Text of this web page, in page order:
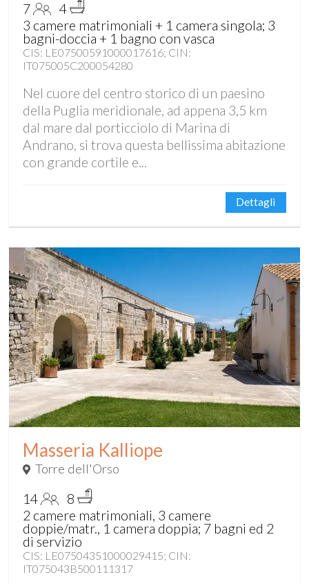
7
4
3 camere matrimoniali + 1 camera singola; 3
bagni-doccia + 1 bagno con vasca
CIS: LE07500591000017616; CIN:
IT075005C200054280
Nel cuore del centro storico di un paesino
della Puglia meridionale, ad appena 3,5 km
dal mare dal porticciolo di Marina di
Andrano, si trova questa bellissima abitazione
con grande cortile e...
Dettagli
Masseria Kalliope
Torre dell'Orso
14
8
2 camere matrimoniali, 3 camere
doppie/matr., 1 camera doppia; 7 bagni ed 2
di servizio
CIS: LE07504351000029415; CIN:
IT075043B500111317